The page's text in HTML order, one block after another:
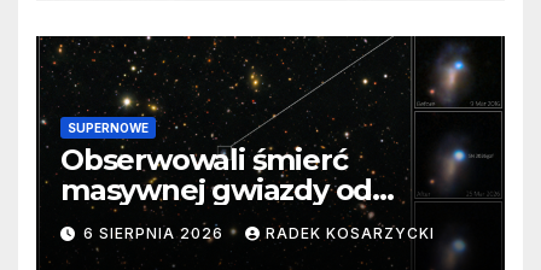
SUPERNOWE
Obserwowali śmierć
masywnej gwiazdy od
samego początku. Niezwykle
cenne dane
6 SIERPNIA 2026 RADEK KOSARZYCKI